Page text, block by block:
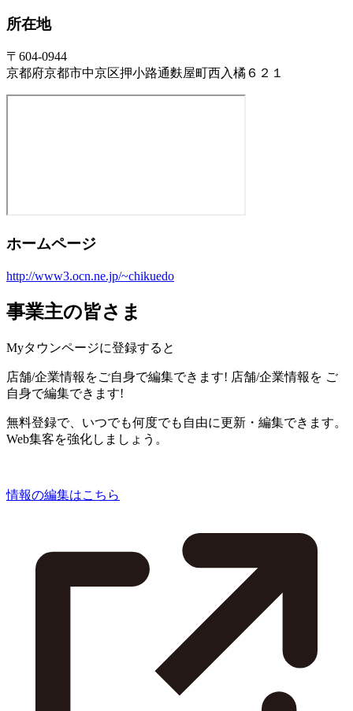
所在地
〒604-0944
京都府京都市中京区押小路通麩屋町西入橘６２１
ホームページ
http://www3.ocn.ne.jp/~chikuedo
事業主の皆さま
Myタウンページに登録すると
店舗/企業情報をご自身で編集できます! 店舗/企業情報を ご
自身で編集できます!
無料登録で、いつでも何度でも自由に更新・編集できます。
Web集客を強化しましょう。
情報の編集はこちら